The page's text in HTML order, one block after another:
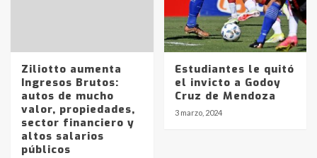
Ziliotto aumenta
Ingresos Brutos:
autos de mucho
valor, propiedades,
sector financiero y
altos salarios
públicos
Estudiantes le quitó
el invicto a Godoy
Cruz de Mendoza
3 marzo, 2024